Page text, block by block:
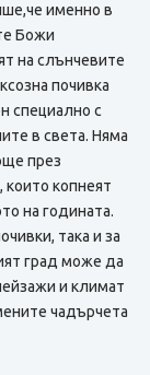
именно в
Божи
на слънчевите
почивка
специално с
в света. Няма
през
които копнеят
на годината.
така и за
град може да
и климат
чадърчета